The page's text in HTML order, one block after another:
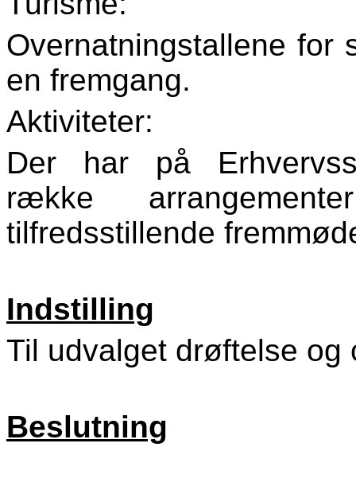
Overnatningstallene for
en fremgang.
Aktiviteter:
Der har på
række
tilfredsstillende
Indstilling
Til udvalget drøftelse og
Beslutning